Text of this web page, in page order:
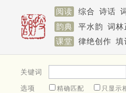
阅读 综合 诗话
韵典
平水韵 词林
课堂
律绝创作 填
关键词
选项 精确匹配 只显示